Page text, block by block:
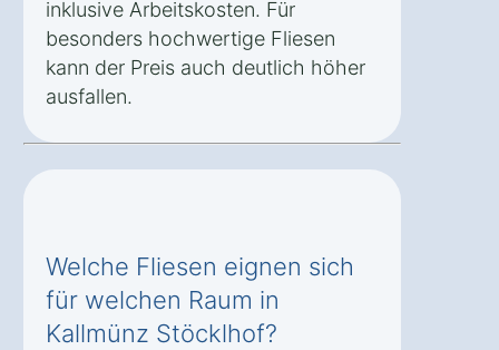
inklusive Arbeitskosten. Für
besonders hochwertige Fliesen
kann der Preis auch deutlich höher
ausfallen.
Welche Fliesen eignen sich
für welchen Raum in
Kallmünz Stöcklhof?